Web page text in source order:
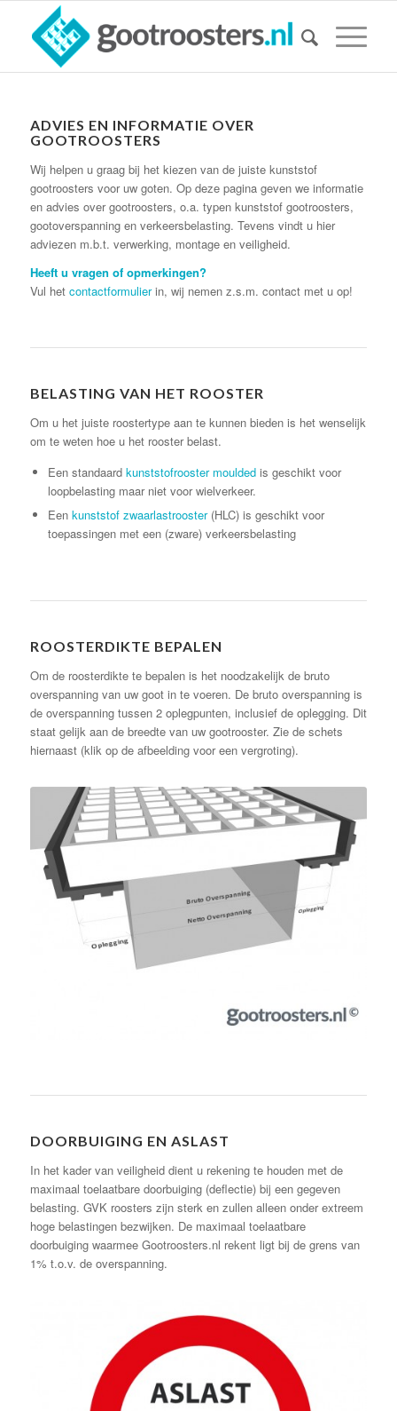
ADVIES EN INFORMATIE OVER
GOOTROOSTERS
Wij helpen u graag bij het kiezen van de juiste kunststof
gootroosters voor uw goten. Op deze pagina geven we informatie
en advies over gootroosters, o.a. typen kunststof gootroosters,
gootoverspanning en verkeersbelasting. Tevens vindt u hier
adviezen m.b.t. verwerking, montage en veiligheid.
Heeft u vragen of opmerkingen?
Vul het contactformulierin, wij nemen z.s.m. contact met u op!
BELASTING VAN HET ROOSTER
Om u het juiste roostertype aan te kunnen bieden is het wenselijk
om te weten hoe u het rooster belast.
Een standaard kunststofrooster mouldedis geschikt voor
loopbelasting maar niet voor wielverkeer.
Een kunststof zwaarlastrooster(HLC) is geschikt voor
toepassingen met een (zware) verkeersbelasting
ROOSTERDIKTE BEPALEN
Om de roosterdikte te bepalen is het noodzakelijk de bruto
overspanning van uw goot in te voeren. De bruto overspanning is
de overspanning tussen 2 oplegpunten, inclusief de oplegging. Dit
staat gelijk aan de breedte van uw gootrooster. Zie de schets
hiernaast (klik op de afbeelding voor een vergroting).
DOORBUIGING EN ASLAST
In het kader van veiligheid dient u rekening te houden met de
maximaal toelaatbare doorbuiging (deflectie) bij een gegeven
belasting. GVK roosters zijn sterk en zullen alleen onder extreem
hoge belastingen bezwijken. De maximaal toelaatbare
doorbuiging waarmee Gootroosters.nl rekent ligt bij de grens van
1% t.o.v. de overspanning.